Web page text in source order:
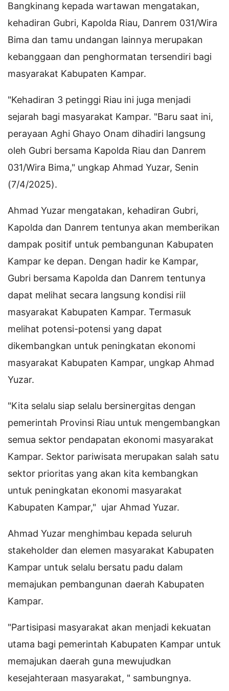
Bangkinang kepada wartawan mengatakan,
kehadiran Gubri, Kapolda Riau, Danrem 031/Wira
Bima dan tamu undangan lainnya merupakan
kebanggaan dan penghormatan tersendiri bagi
masyarakat Kabupaten Kampar.
"Kehadiran 3 petinggi Riau ini juga menjadi
sejarah bagi masyarakat Kampar. "Baru saat ini,
perayaan Aghi Ghayo Onam dihadiri langsung
oleh Gubri bersama Kapolda Riau dan Danrem
031/Wira Bima," ungkap Ahmad Yuzar, Senin
(7/4/2025).
Ahmad Yuzar mengatakan, kehadiran Gubri,
Kapolda dan Danrem tentunya akan memberikan
dampak positif untuk pembangunan Kabupaten
Kampar ke depan. Dengan hadir ke Kampar,
Gubri bersama Kapolda dan Danrem tentunya
dapat melihat secara langsung kondisi riil
masyarakat Kabupaten Kampar. Termasuk
melihat potensi-potensi yang dapat
dikembangkan untuk peningkatan ekonomi
masyarakat Kabupaten Kampar, ungkap Ahmad
Yuzar.
"Kita selalu siap selalu bersinergitas dengan
pemerintah Provinsi Riau untuk mengembangkan
semua sektor pendapatan ekonomi masyarakat
Kampar. Sektor pariwisata merupakan salah satu
sektor prioritas yang akan kita kembangkan
untuk peningkatan ekonomi masyarakat
Kabupaten Kampar," ujar Ahmad Yuzar.
Ahmad Yuzar menghimbau kepada seluruh
stakeholder dan elemen masyarakat Kabupaten
Kampar untuk selalu bersatu padu dalam
memajukan pembangunan daerah Kabupaten
Kampar.
"Partisipasi masyarakat akan menjadi kekuatan
utama bagi pemerintah Kabupaten Kampar untuk
memajukan daerah guna mewujudkan
kesejahteraan masyarakat, " sambungnya.